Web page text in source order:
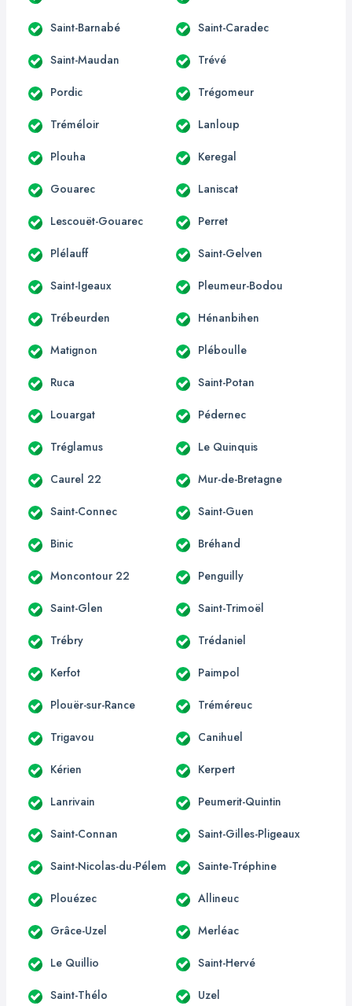
Saint-Barnabé Saint-Caradec
Saint-Maudan Trévé
Pordic Trégomeur
Tréméloir Lanloup
Plouha Keregal
Gouarec Laniscat
Lescouët-Gouarec Perret
Plélauff Saint-Gelven
Saint-Igeaux Pleumeur-Bodou
Trébeurden Hénanbihen
Matignon Pléboulle
Ruca Saint-Potan
Louargat Pédernec
Tréglamus Le Quinquis
Caurel 22 Mur-de-Bretagne
Saint-Connec Saint-Guen
Binic Bréhand
Moncontour 22 Penguilly
Saint-Glen Saint-Trimoël
Trébry Trédaniel
Kerfot Paimpol
Plouër-sur-Rance Tréméreuc
Trigavou Canihuel
Kérien Kerpert
Lanrivain Peumerit-Quintin
Saint-Connan Saint-Gilles-Pligeaux
Saint-Nicolas-du-Pélem Sainte-Tréphine
Plouézec Allineuc
Grâce-Uzel Merléac
Le Quillio Saint-Hervé
Saint-Thélo Uzel